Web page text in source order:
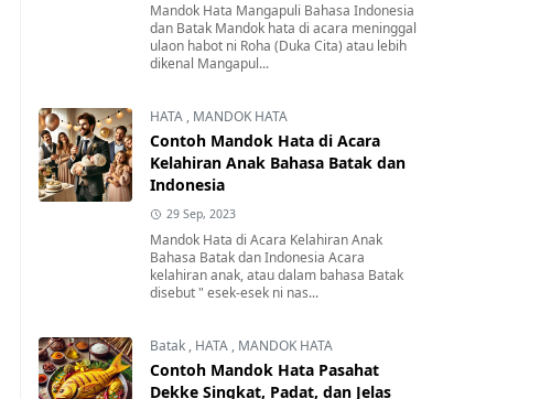
Mandok Hata Mangapuli Bahasa Indonesia
dan Batak Mandok hata di acara meninggal
ulaon habot ni Roha (Duka Cita) atau lebih
dikenal Mangapul...
HATA , MANDOK HATA
Contoh Mandok Hata di Acara
Kelahiran Anak Bahasa Batak dan
Indonesia
29 Sep, 2023
Mandok Hata di Acara Kelahiran Anak
Bahasa Batak dan Indonesia Acara
kelahiran anak, atau dalam bahasa Batak
disebut " esek-esek ni nas...
Batak , HATA , MANDOK HATA
Contoh Mandok Hata Pasahat
Dekke Singkat, Padat, dan Jelas